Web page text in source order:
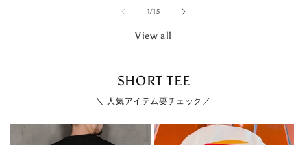
1/of
15
View all
SHORT TEE
＼ 人気アイテム要チェック／